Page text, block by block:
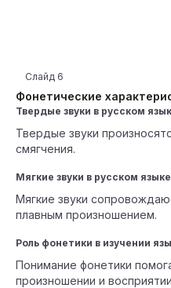
Фонетические
Слайд 6
Твердые звуки в русском
Твердые звуки
смягчения.
Мягкие звуки в русском языке
Мягкие звуки
плавным произношением.
Роль фонетики в изучении
Понимание фонетики
произношении и